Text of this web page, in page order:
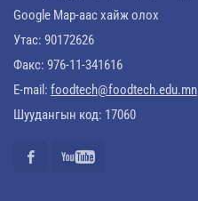
Google Map-аас хайж олох
Утас: 90172626
Факс: 976-11-341616
E-mail: foodtech@foodtech.edu.mn
Шуудангын код: 17060